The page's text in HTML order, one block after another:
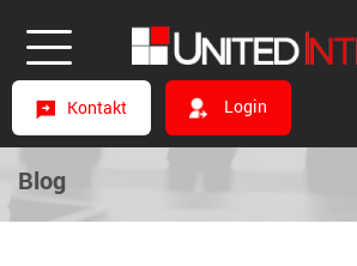
Kontakt Login
Blog